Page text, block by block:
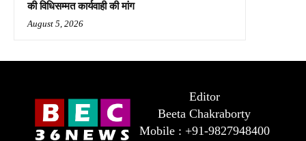
की विधिसम्मत कार्यवाही की मांग
August 5, 2026
Editor
Beeta Chakraborty
Mobile : +91-9827948400